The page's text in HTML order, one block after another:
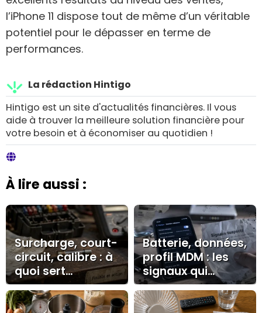
l’iPhone 11 dispose tout de même d’un véritable
potentiel pour le dépasser en terme de
performances.
La rédaction Hintigo
Hintigo est un site d'actualités financières. Il vous
aide à trouver la meilleure solution financière pour
votre besoin et à économiser au quotidien !
À lire aussi :
Surcharge, court-
circuit, calibre : à
quoi sert
vraiment un
fusible ?
Batterie, données,
profil MDM : les
signaux qui
révèlent un
iPhone espionné